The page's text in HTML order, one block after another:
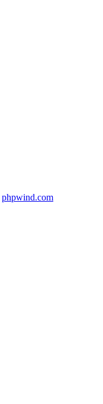
phpwind.com